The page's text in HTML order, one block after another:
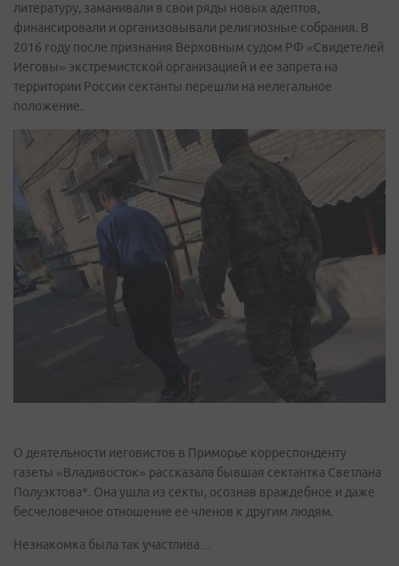
литературу, заманивали в свои ряды новых адептов,
финансировали и организовывали религиозные собрания. В
2016 году после признания Верховным судом РФ «Свидетелей
Иеговы» экстремистской организацией и ее запрета на
территории России сектанты перешли на нелегальное
положение.
О деятельности иеговистов в Приморье корреспонденту
газеты «Владивосток» рассказала бывшая сектантка Светлана
Полуэктова*. Она ушла из секты, осознав враждебное и даже
бесчеловечное отношение ее членов к другим людям.
Незнакомка была так участлива…